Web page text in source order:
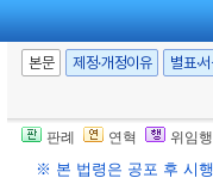
9., 타법개정]
본문 제정·개정이유 별표·
판례 연혁 위임
※ 본 법령은 공포 후 시